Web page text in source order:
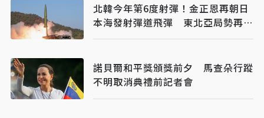
北韓今年第6度射彈！金正恩再朝日
本海發射彈道飛彈 東北亞局勢再升
溫
諾貝爾和平獎頒獎前夕 馬查朵行蹤
不明取消典禮前記者會